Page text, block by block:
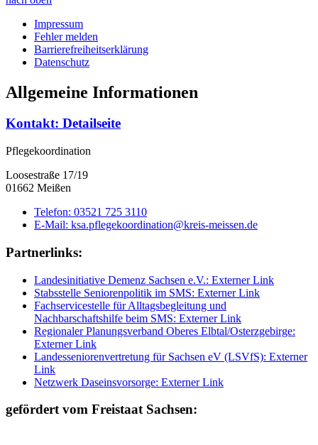
Impressum
Fehler melden
Barrierefreiheitserklärung
Datenschutz
Allgemeine Informationen
Kontakt: Detailseite
Pflegekoordination
Loosestraße 17/19
01662 Meißen
Telefon: 03521 725 3110
E-Mail: ksa.pflegekoordination@kreis-meissen.de
Partnerlinks:
Landesinitiative Demenz Sachsen e.V.: Externer Link
Stabsstelle Seniorenpolitik im SMS: Externer Link
Fachservicestelle für Alltagsbegleitung und
Nachbarschaftshilfe beim SMS: Externer Link
Regionaler Planungsverband Oberes Elbtal/Osterzgebirge:
Externer Link
Landesseniorenvertretung für Sachsen eV (LSVfS): Externer
Link
Netzwerk Daseinsvorsorge: Externer Link
gefördert vom Freistaat Sachsen: